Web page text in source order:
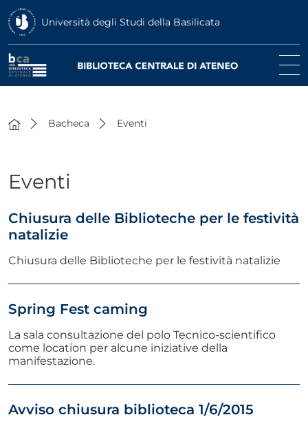
Università degli Studi della Basilicata
Bacheca Eventi
Eventi
Chiusura delle Biblioteche per le festività
natalizie
Chiusura delle Biblioteche per le festività natalizie
Spring Fest caming
La sala consultazione del polo Tecnico-scientifico
come location per alcune iniziative della
manifestazione.
Avviso chiusura biblioteca 1/6/2015